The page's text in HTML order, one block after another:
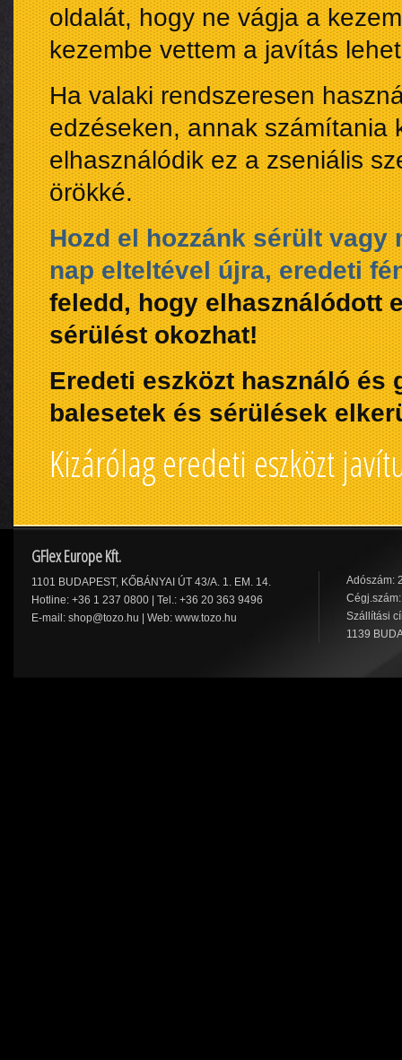
oldalát, hogy ne vágja a
kezembe vettem a javítás
Ha valaki rendszeresen
edzéseken, annak számítania
elhasználódik ez a zseniális
örökké.
Hozd el hozzánk sérült vagy
nap elteltével újra, eredeti
feledd, hogy elhasználódott
sérülést okozhat!
Eredeti eszközt használó és
balesetek és sérülések
Kizárólag eredeti eszközt
GFlex Europe Kft.
1101 BUDAPEST, KŐBÁNYAI ÚT 43/A. 1. EM. 14.
Hotline: +36 1 237 0800 | Tel.: +36 20 363 9496
E-mail: shop@tozo.hu | Web: www.tozo.hu
Adószám:
Szállítási
1139